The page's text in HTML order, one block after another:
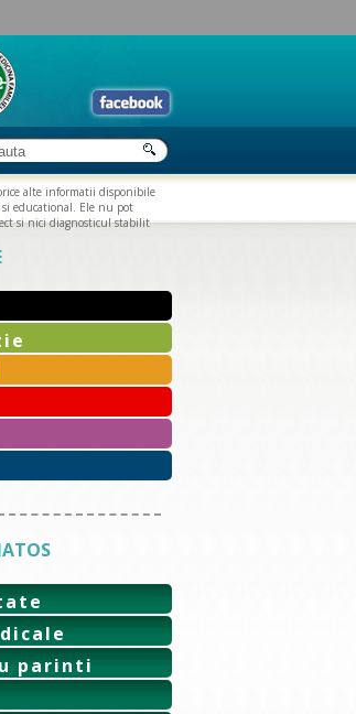
alte informatii disponibile
si educational. Ele nu pot
si nici diagnosticul stabilit
parinti